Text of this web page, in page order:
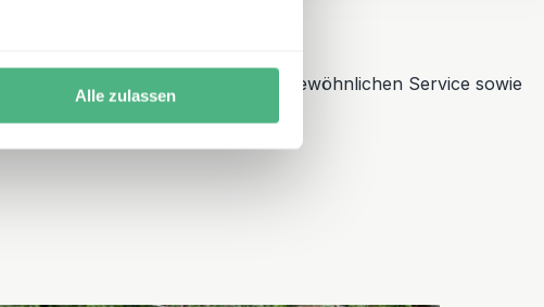
Alle zulassen
in Deutschland und steht für außergewöhnlichen Service sowie